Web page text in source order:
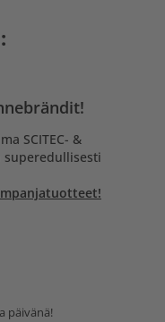
SCITEC- &
päivänä!